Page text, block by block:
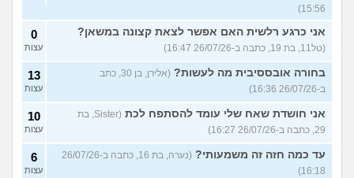
15:56)
אני כרגע רלשית האם אפשר לצאת קצונה במשאן?
(טל11, בת 19, כתבה ב-26/07/26 16:47)
0
עצות
בחורה אובססיבית מה לעשות?
(אלירן, בן 30, כתב
ב-26/07/26 16:36)
13
עצות
אני חושדת שאח שלי עומד להסתפח לכת
(Sister, בת
29, כתבה ב-26/07/26 16:27)
10
עצות
עד כמה חזה זה משמעותי?
(נערה, בת 16, כתבה ב-26/07/26
16:18)
6
עצות